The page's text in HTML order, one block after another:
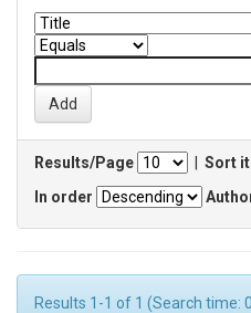
Results/Page
Sort
In order
Results 1-1 of 1 (Search time: